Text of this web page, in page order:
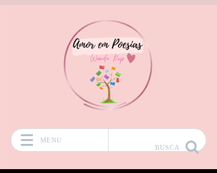
MENU
BUSCA